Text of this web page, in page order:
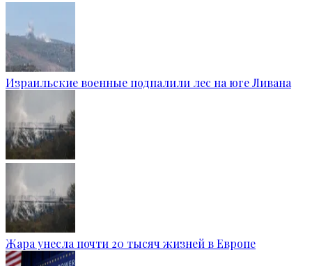
Израильские военные подпалили лес на юге Ливана
Жара унесла почти 20 тысяч жизней в Европе